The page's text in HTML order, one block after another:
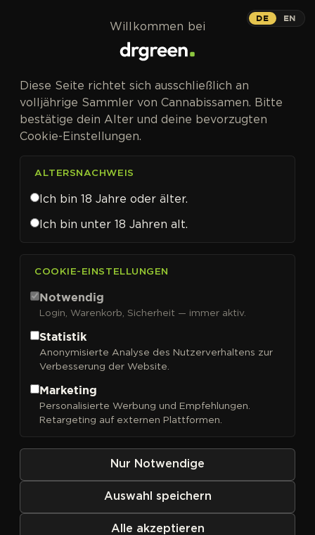
Pyramid Seeds
Sortieren nach
DE EN
Willkommen bei
Diese Seite richtet sich ausschließlich an
volljährige Sammler von Cannabissamen. Bitte
bestätige dein Alter und deine bevorzugten
Cookie-Einstellungen.
ALTERSNACHWEIS
Ich bin 18 Jahre oder älter.
Ich bin unter 18 Jahren alt.
COOKIE-EINSTELLUNGEN
Notwendig
Login, Warenkorb, Sicherheit — immer aktiv.
Statistik
Anonymisierte Analyse des Nutzerverhaltens zur
Verbesserung der Website.
Marketing
Personalisierte Werbung und Empfehlungen.
Retargeting auf externen Plattformen.
Nur Notwendige
Auswahl speichern
Alle akzeptieren